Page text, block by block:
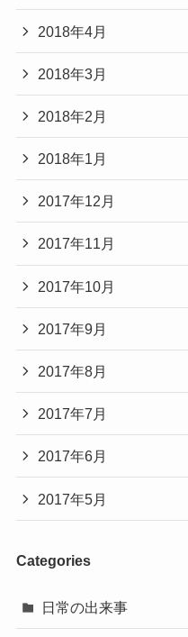
2018年4月
2018年3月
2018年2月
2018年1月
2017年12月
2017年11月
2017年10月
2017年9月
2017年8月
2017年7月
2017年6月
2017年5月
Categories
日常の出来事